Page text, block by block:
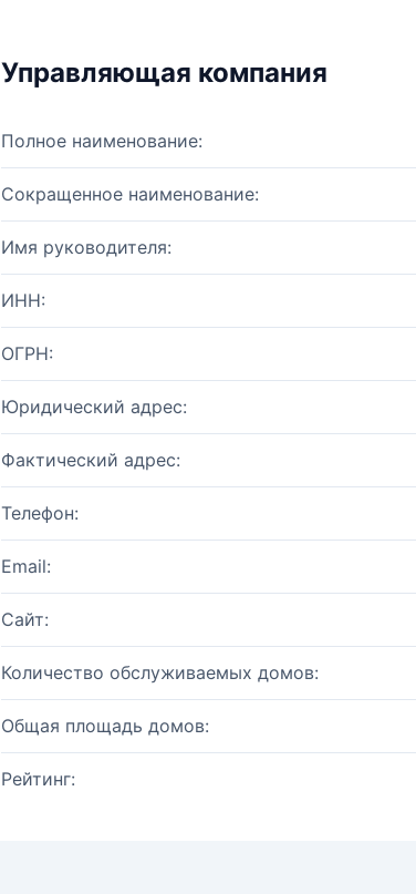
Управляющая компания
Полное наименование:
Сокращенное наименование:
Имя руководителя:
ИНН:
ОГРН:
Юридический адрес:
Фактический адрес:
Телефон:
Email:
Сайт:
Количество обслуживаемых домов:
Общая площадь домов:
Рейтинг: